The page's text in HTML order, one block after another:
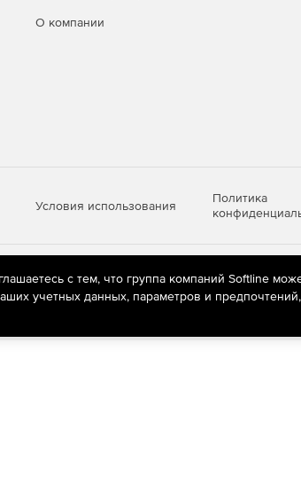
О компании
Условия использования
Политика
технологии(информационные технологии
сети «Интернет», находящихся на
с тем, что группа компаний Softline
учетных данных, параметров и предпочтений,